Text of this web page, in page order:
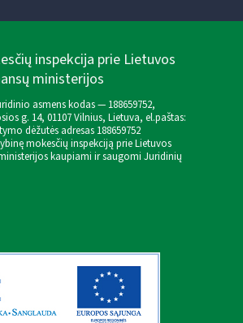
inspekcija prie Lietuvos
ministerijos
asmens kodas — 188659752,
g. 14, 01107 Vilnius, Lietuva, el.paštas:
dėžutės adresas 188659752
mokesčių inspekciją prie Lietuvos
kaupiami ir saugomi Juridinių